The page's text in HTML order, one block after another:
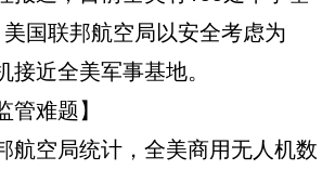
国联邦航空局以安全考虑为
近全美军事基地。
难题】
空局统计，全美商用无人机数